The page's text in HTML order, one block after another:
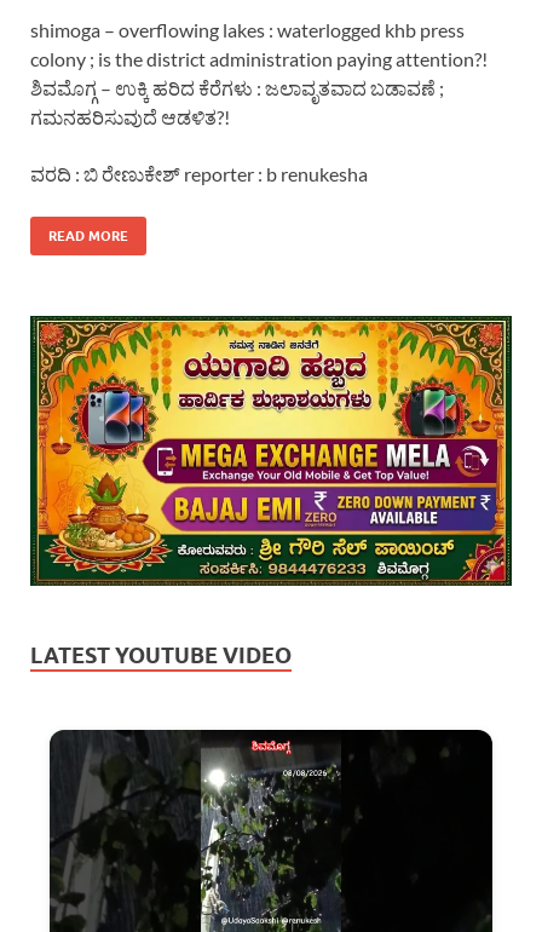
shimoga – overflowing lakes : waterlogged khb press
colony ; is the district administration paying attention?!
ಶಿವಮೊಗ್ಗ – ಉಕ್ಕಿ ಹರಿದ ಕೆರೆಗಳು : ಜಲಾವೃತವಾದ ಬಡಾವಣೆ ;
ಗಮನಹರಿಸುವುದೆ ಆಡಳಿತ?!
ವರದಿ : ಬಿ ರೇಣುಕೇಶ್ reporter : b renukesha
READ MORE
LATEST YOUTUBE VIDEO